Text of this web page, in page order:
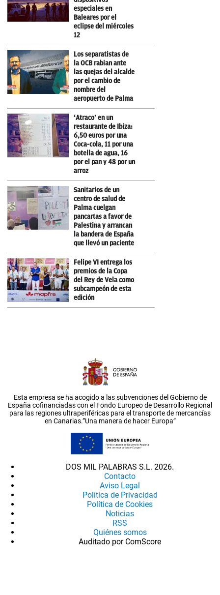
especiales en
Baleares por el
eclipse del miércoles
12
Los separatistas de
la OCB rabian ante
las quejas del alcalde
por el cambio de
nombre del
aeropuerto de Palma
‘Atraco’ en un
restaurante de Ibiza:
6,50 euros por una
Coca-cola, 11 por una
botella de agua, 16
por el pan y 48 por un
arroz
Sanitarios de un
centro de salud de
Palma cuelgan
pancartas a favor de
Palestina y arrancan
la bandera de España
que llevó un paciente
Felipe VI entrega los
premios de la Copa
del Rey de Vela como
subcampeón de esta
edición
Esta empresa se ha acogido a las subvenciones del Gobierno de
España cofinanciadas con el Fondo Europeo de Desarrollo Regional
para las regiones ultraperiféricas para el transporte de mercancías
en Canarias.”Una manera de hacer Europa”
DOS MIL PALABRAS S.L. 2026.
Contacto
Aviso Legal
Política de Privacidad
Política de Cookies
Noticias
RSS
Quiénes somos
Auditado por ComScore